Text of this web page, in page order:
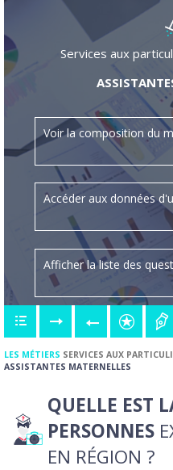
Services aux
Voir la composition du
Accéder aux données
Afficher la liste des
LES MÉTIERS SERVICES AUX
ASSISTANTES MATERNELLES
QUELLE EST
PERSONNES
EN RÉGION ?